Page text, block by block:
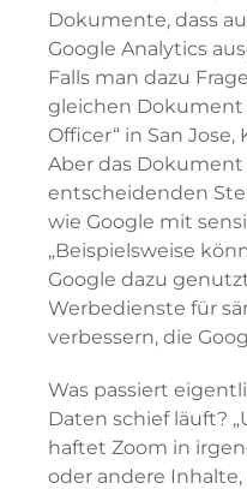
Dokumente, dass
Google Analytics
Falls man dazu
gleichen Dokument
Officer“ in San
Aber das
entscheidenden
wie Google mit
„Beispielsweise
Google dazu
Werbedienste für
verbessern, die
Was passiert
Daten schief läuft?
haftet Zoom in
oder andere